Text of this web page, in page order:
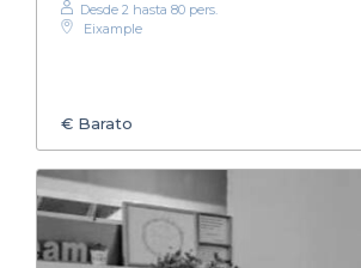
Desde 2 hasta 80 pers.
Eixample
€ Barato